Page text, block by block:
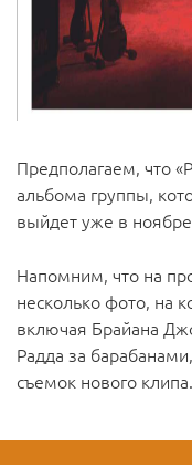
Предполагаем, что
альбома группы,
выйдет уже в
Напомним, что на
несколько фото, на
включая Брайана
Радда за
съемок нового клипа.